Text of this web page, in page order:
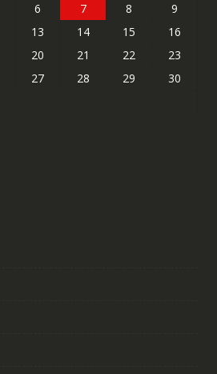
6 7 8
9
13 14 15
16
20 21 22
23
27 28 29
30